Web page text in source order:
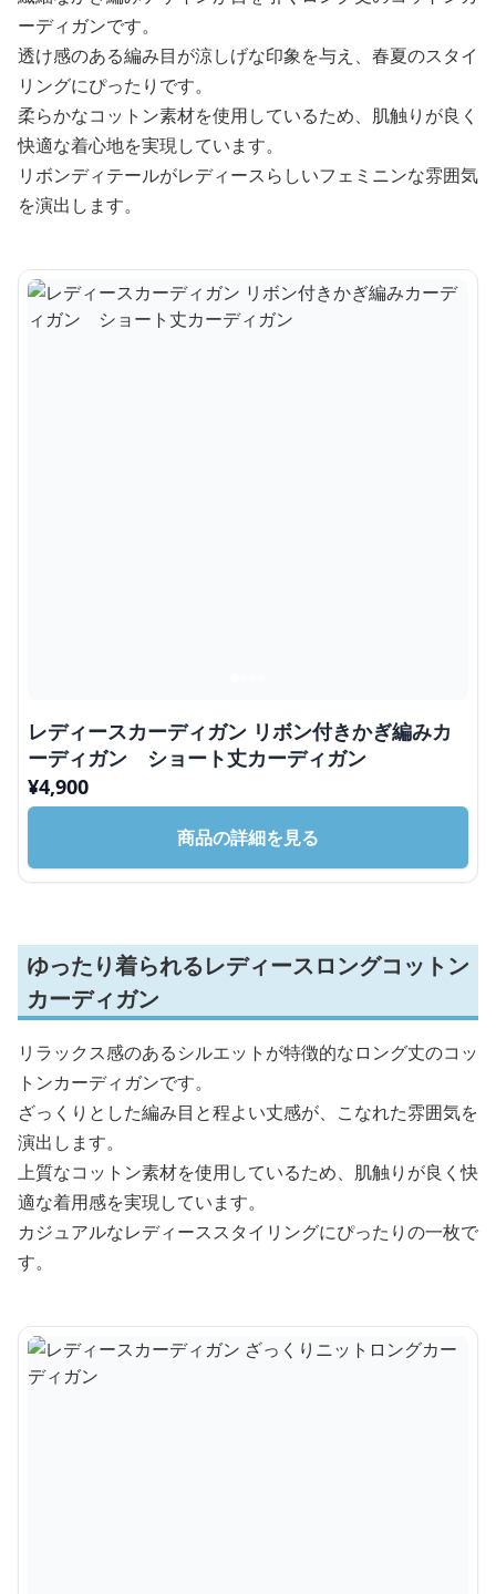
ーディガンです。
透け感のある編み目が涼しげな印象を与え、春夏のスタイ
リングにぴったりです。
柔らかなコットン素材を使用しているため、肌触りが良く
快適な着心地を実現しています。
リボンディテールがレディースらしいフェミニンな雰囲気
を演出します。
レディースカーディガン リボン付きかぎ編みカ
ーディガン ショート丈カーディガン
¥4,900
商品の詳細を見る
ゆったり着られるレディースロングコットン
カーディガン
リラックス感のあるシルエットが特徴的なロング丈のコッ
トンカーディガンです。
ざっくりとした編み目と程よい丈感が、こなれた雰囲気を
演出します。
上質なコットン素材を使用しているため、肌触りが良く快
適な着用感を実現しています。
カジュアルなレディーススタイリングにぴったりの一枚で
す。